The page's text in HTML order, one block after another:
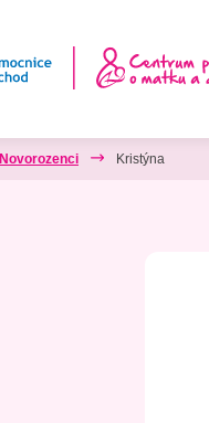
Novorozenci Kristýna